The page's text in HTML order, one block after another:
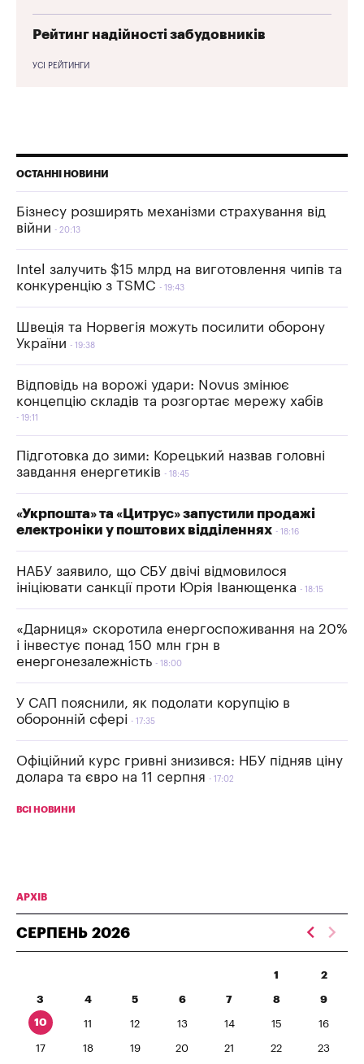
Рейтинг надійності забудовників
УСІ РЕЙТИНГИ
ОСТАННІ НОВИНИ
Бізнесу розширять механізми страхування від
війни
20:13
Intel залучить $15 млрд на виготовлення чипів та
конкуренцію з TSMC
19:43
Швеція та Норвегія можуть посилити оборону
України
19:38
Відповідь на ворожі удари: Novus змінює
концепцію складів та розгортає мережу хабів
19:11
Підготовка до зими: Корецький назвав головні
завдання енергетиків
18:45
«Укрпошта» та «Цитрус» запустили продажі
електроніки у поштових відділеннях
18:16
НАБУ заявило, що СБУ двічі відмовилося
ініціювати санкції проти Юрія Іванющенка
18:15
«Дарниця» скоротила енергоспоживання на 20%
і інвестує понад 150 млн грн в
енергонезалежність
18:00
У САП пояснили, як подолати корупцію в
оборонній сфері
17:35
Офіційний курс гривні знизився: НБУ підняв ціну
долара та євро на 11 серпня
17:02
ВСІ НОВИНИ
АРХІВ
СЕРПЕНЬ 2026
1 2
3 4 5 6 7 8 9
10 11 12 13 14 15 16
17 18 19 20 21 22 23